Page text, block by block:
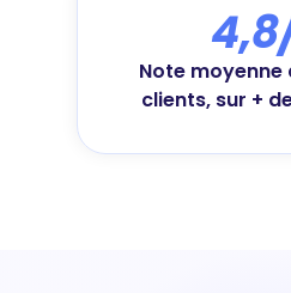
Note moyenne
clients, sur +